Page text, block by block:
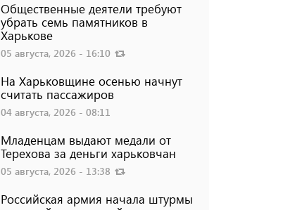
Общественные деятели требуют
убрать семь памятников в
Харькове
05 августа, 2026 - 16:10
На Харьковщине осенью начнут
считать пассажиров
04 августа, 2026 - 08:11
Младенцам выдают медали от
Терехова за деньги харьковчан
05 августа, 2026 - 13:38
Российская армия начала штурмы